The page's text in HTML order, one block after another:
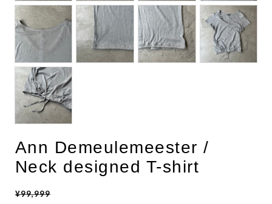
Ann Demeulemeester /
Neck designed T-shirt
¥99,999